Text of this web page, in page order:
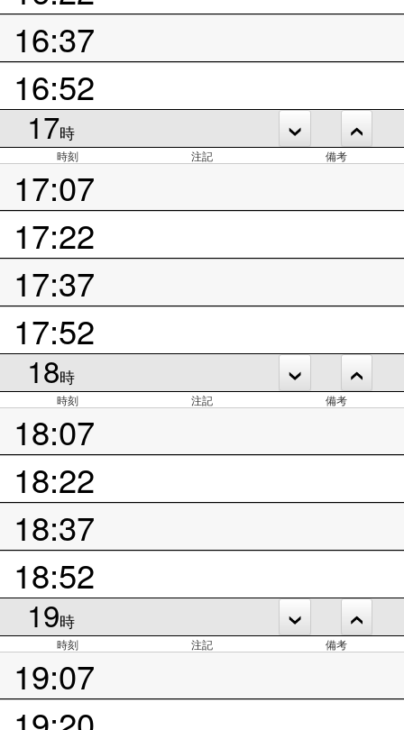
16:37
16:52
17時
時刻 注記 備考
17:07
17:22
17:37
17:52
18時
時刻 注記 備考
18:07
18:22
18:37
18:52
19時
時刻 注記 備考
19:07